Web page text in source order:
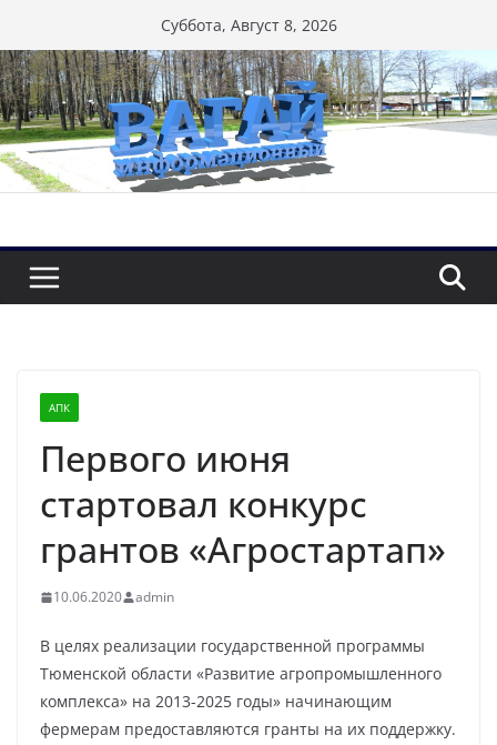
к
содержимому
Суббота, Август 8, 2026
АПК
Первого июня
стартовал конкурс
грантов «Агростартап»
10.06.2020 admin
В целях реализации государственной программы
Тюменской области «Развитие агропромышленного
комплекса» на 2013-2025 годы» начинающим
фермерам предоставляются гранты на их поддержку.